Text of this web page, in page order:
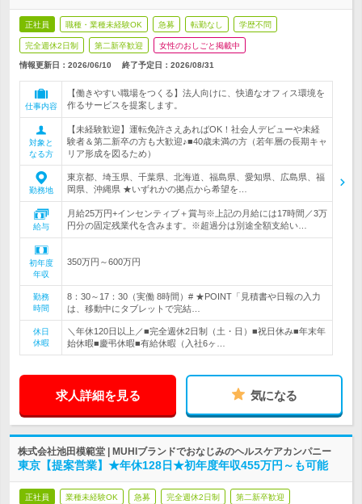
正社員 職種・業種未経験OK 急募 転勤なし 学歴不問
完全週休2日制 第二新卒歓迎 女性のおしごと掲載中
情報更新日：2026/06/10 終了予定日： 2026/08/31
仕事内容
【働きやすい職場をつくる】法人向けに、快適なオフィス環境を
作るサービスを提案します。
対象と
なる方
【未経験歓迎】運転免許さえあればOK！社会人デビューや未経
験者＆第二新卒の方も大歓迎♪■40歳未満の方（若年層の長期キャ
リア形成を図るため）
勤務地
東京都、埼玉県、千葉県、北海道、福島県、愛知県、広島県、福
岡県、沖縄県 ★いずれかの拠点から希望を…
給与
月給25万円+インセンティブ＋賞与※上記の月給には17時間／3万
円分の固定残業代を含みます。※超過分は別途全額支給い…
初年度
年収
350万円～600万円
勤務
時間
8：30～17：30（実働 8時間）# ★POINT「見積書や日報の入力
は、移動中にタブレットで完結…
休日
休暇
＼年休120日以上／■完全週休2日制（土・日）■祝日休み■年末年
始休暇■慶弔休暇■有給休暇（入社6ヶ…
求人詳細を見る 気になる
株式会社池田模範堂 | MUHIブランドでおなじみのヘルスケアカンパニー
東京【提案営業】★年休128日★初年度年収455万円～も可能
正社員 業種未経験OK 急募 完全週休2日制 第二新卒歓迎